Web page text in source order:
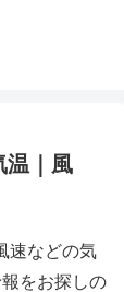
温｜風
速などの気
をお探しの